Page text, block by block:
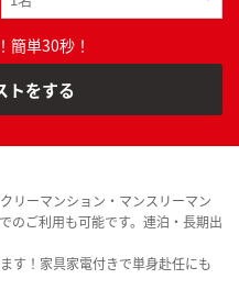
簡単30秒！
トをする
リーマンション・マンスリーマン
のご利用も可能です。連泊・長期出
す！家具家電付きで単身赴任にも